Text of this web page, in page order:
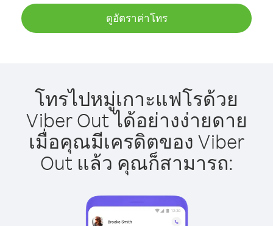
ดูอัตราค่าโทร
โทรไปหมู่เกาะแฟโรด้วย
Viber Out ได้อย่างง่ายดาย
เมื่อคุณมีเครดิตของ Viber
Out แล้ว คุณก็สามารถ: